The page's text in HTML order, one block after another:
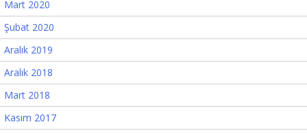
Mart 2020
Şubat 2020
Aralık 2019
Aralık 2018
Mart 2018
Kasım 2017